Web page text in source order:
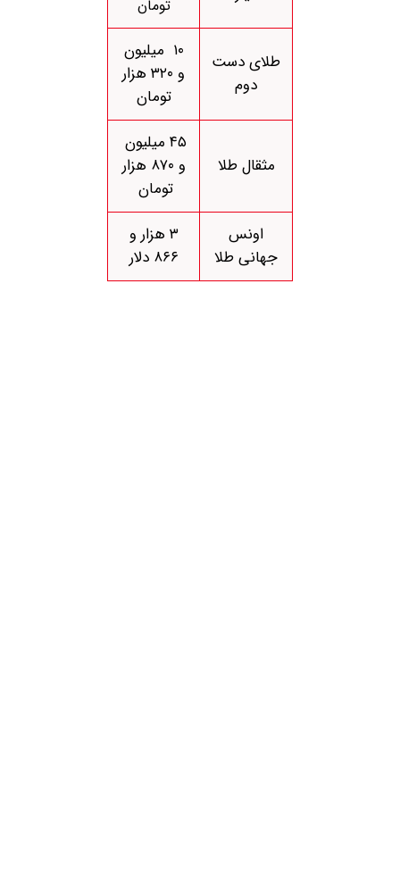
تومان
طلای دست
دوم
۱۰ میلیون
و ۳۲۰ هزار
تومان
مثقال طلا
۴۵ میلیون
و ۸۷۰ هزار
تومان
اونس
جهانی طلا
۳ هزار و
۸۶۶ دلار